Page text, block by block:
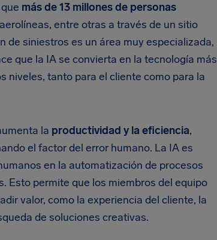
más de 13 millones de personas
entre otras a través de un sitio
de siniestros es un área muy especializada,
que la IA se convierta en la tecnología más
niveles, tanto para el cliente como para la
la productividad y la eficiencia,
el factor del error humano. La IA es
en la automatización de procesos
Esto permite que los miembros del equipo
valor, como la experiencia del cliente, la
de soluciones creativas.